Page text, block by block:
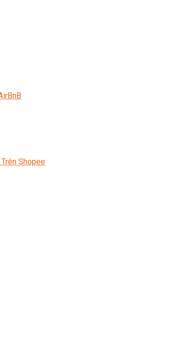
Shopee